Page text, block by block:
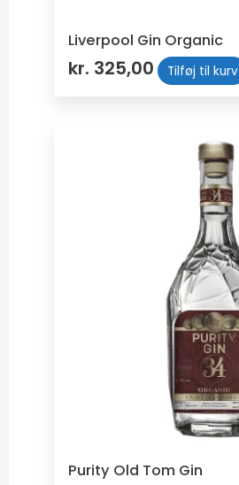
Liverpool Gin Organic
kr. 325,00 Tilføj til kurv
Purity Old Tom Gin